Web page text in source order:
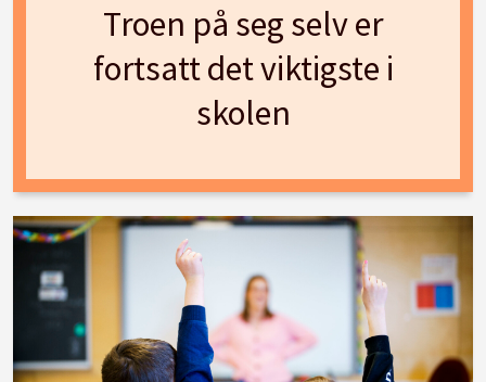
Troen på seg selv er
fortsatt det viktigste i
skolen